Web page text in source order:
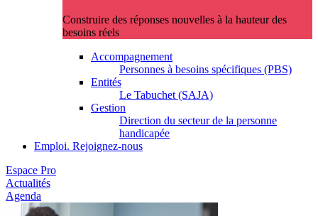
Construire des réponses nouvelles à la hauteur des
besoins réels
Accompagnement
Personnes à besoins spécifiques (PBS)
Entités
Le Tabuchet (SAJA)
Gestion
Direction du secteur de la personne
handicapée
Emploi. Rejoignez-nous
Espace Pro
Actualités
Agenda